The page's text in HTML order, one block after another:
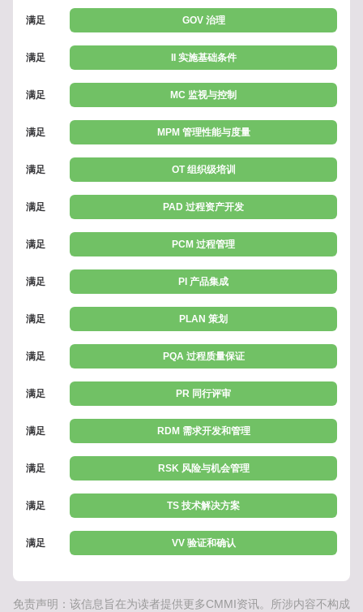
满足 GOV 治理
满足 II 实施基础条件
满足 MC 监视与控制
满足 MPM 管理性能与度量
满足 OT 组织级培训
满足 PAD 过程资产开发
满足 PCM 过程管理
满足 PI 产品集成
满足 PLAN 策划
满足 PQA 过程质量保证
满足 PR 同行评审
满足 RDM 需求开发和管理
满足 RSK 风险与机会管理
满足 TS 技术解决方案
满足 VV 验证和确认
免责声明：该信息旨在为读者提供更多CMMI资讯。所涉内容不构成